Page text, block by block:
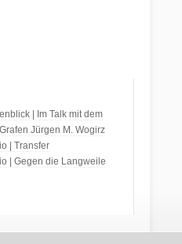
| Im Talk mit dem
Jürgen M. Wogirz
| Transfer
| Gegen die Langweile